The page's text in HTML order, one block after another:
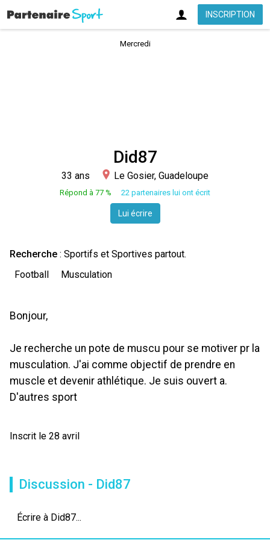
INSCRIPTION
Mercredi
Did87
33 ans Le Gosier, Guadeloupe
Répond à 77 % 22 partenaires lui ont écrit
Lui écrire
Recherche : Sportifs et Sportives partout.
Football
Musculation
Bonjour,
Je recherche un pote de muscu pour se motiver pr la
musculation. J'ai comme objectif de prendre en
muscle et devenir athlétique. Je suis ouvert a.
D'autres sport
Inscrit le 28 avril
Discussion - Did87
Écrire à Did87...